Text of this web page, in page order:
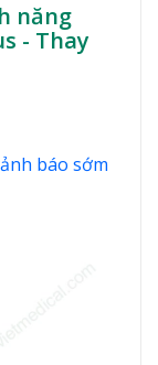
năng
- Thay
báo sớm